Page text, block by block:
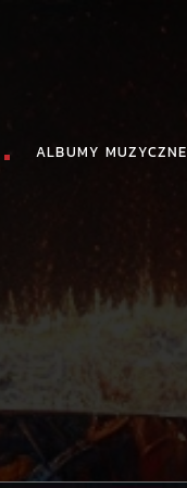
ALBUMY MUZYCZNE